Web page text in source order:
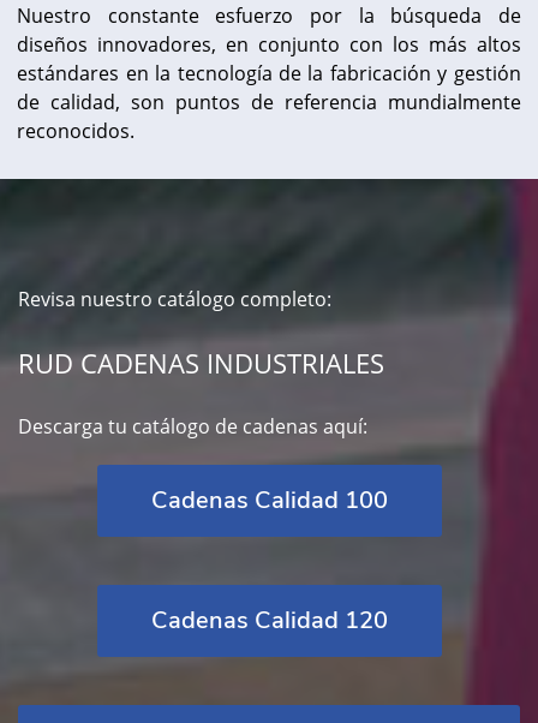
Nuestro constante esfuerzo por la búsqueda de
diseños innovadores, en conjunto con los más altos
estándares en la tecnología de la fabricación y gestión
de calidad, son puntos de referencia mundialmente
reconocidos.
Revisa nuestro catálogo completo:
RUD CADENAS INDUSTRIALES
Descarga tu catálogo de cadenas aquí:
Cadenas Calidad 100
Cadenas Calidad 120